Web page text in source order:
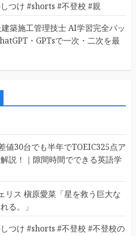
つけ #shorts #不登校 #親
建築施工管理技士 AI学習完全パッ
・GPTsで一次・二次を最
値30台でも半年でTOEIC325点ア
説！｜隙間時間でできる英語学
リス 槇原愛菜「星を救う巨大な
る。」
つけ #shorts #不登校 #不登校の